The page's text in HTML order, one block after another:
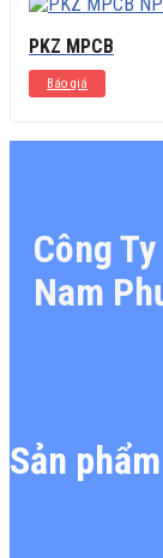
PKZ MPCB
Báo giá
Công
Nam
Sản